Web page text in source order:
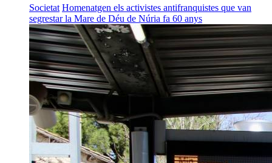
Societat Homenatgen els activistes antifranquistes que van
segrestar la Mare de Déu de Núria fa 60 anys